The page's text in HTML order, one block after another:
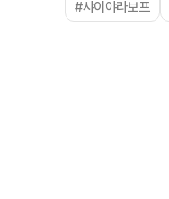
#샤이야라보프